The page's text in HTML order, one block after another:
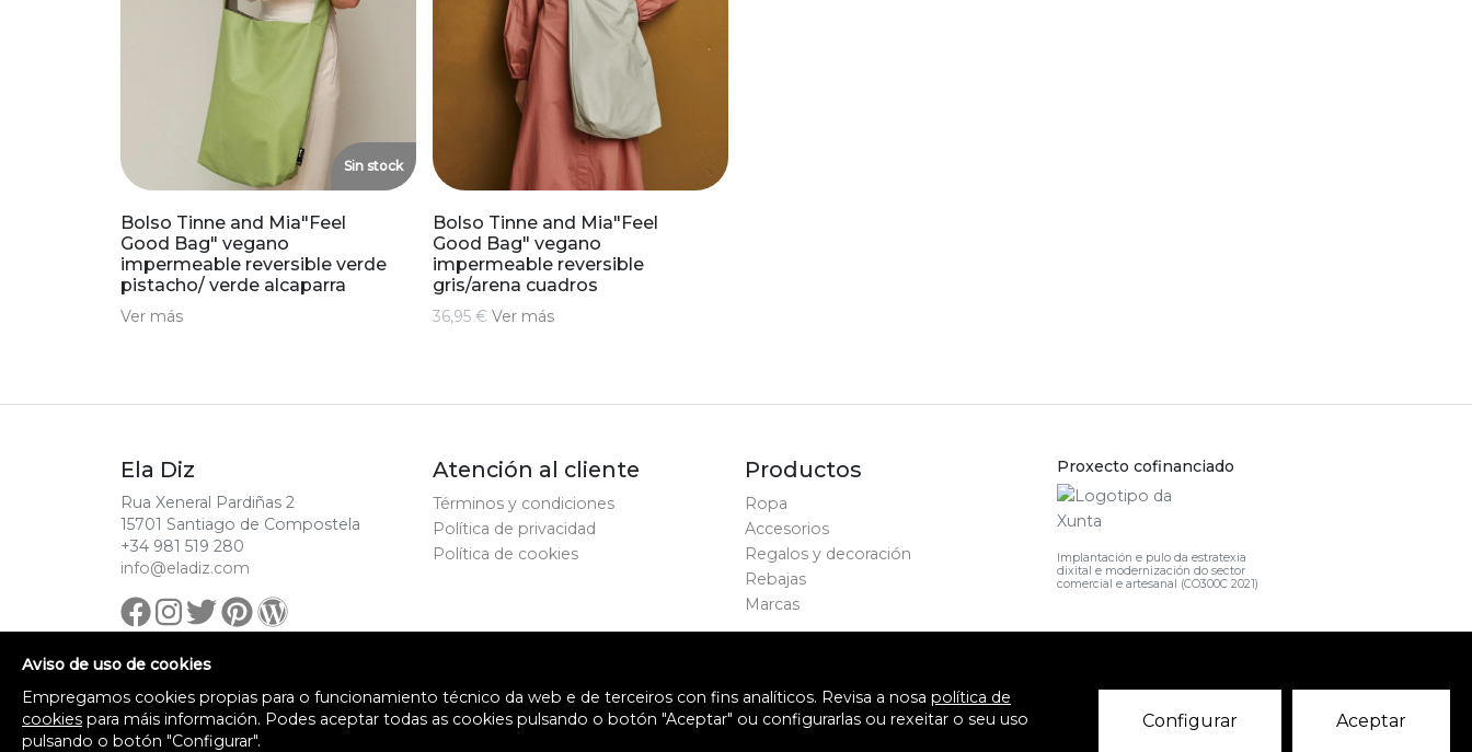
Sin stock
Bolso Tinne and Mia"Feel
Good Bag" vegano
impermeable reversible verde
pistacho/ verde alcaparra
Ver más
Bolso Tinne and Mia"Feel
Good Bag" vegano
impermeable reversible
gris/arena cuadros
36,95 € Ver más
Ela Diz
Rua Xeneral Pardiñas 2
15701 Santiago de Compostela
+34 981 519 280
info@eladiz.com
Atención al cliente
Términos y condiciones
Política de privacidad
Política de cookies
Productos
Ropa
Accesorios
Regalos y decoración
Rebajas
Marcas
Proxecto cofinanciado
Implantación e pulo da estratexia
dixital e modernización do sector
comercial e artesanal (CO300C 2021)
© Ela Diz.
Aviso de uso de cookies
Empregamos cookies propias para o funcionamiento técnico da web e de terceiros con fins analíticos. Revisa a nosa política de
cookies para máis información. Podes aceptar todas as cookies pulsando o botón "Aceptar" ou configurarlas ou rexeitar o seu uso
pulsando o botón "Configurar".
Configurar Aceptar